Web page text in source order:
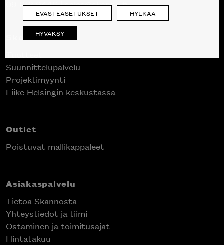
09 612 9440|sales@skanno.fi
Skanno
Suunnittelupalvelu
Projektimyynti
Liike Helsingin keskustassa
Outlet
Poistuvat mallikappaleet
Asiakaspalvelu
Tietoa Skannosta
Yhteystiedot ja tiimi
Ostaminen ja toimitusajat
Hintatakuu
EVÄSTEASETUKSET HYLKÄÄ
HYVÄKSY